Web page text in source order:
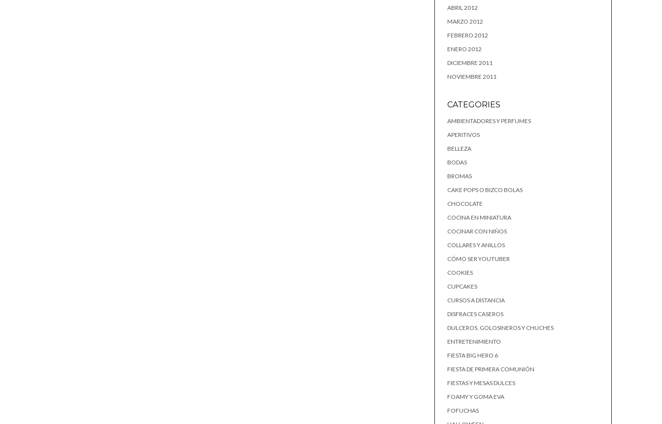
ABRIL 2012
MARZO 2012
FEBRERO 2012
ENERO 2012
DICIEMBRE 2011
NOVIEMBRE 2011
CATEGORIES
AMBIENTADORES Y PERFUMES
APERITIVOS
BELLEZA
BODAS
BROMAS
CAKE POPS O BIZCO BOLAS
CHOCOLATE
COCINA EN MINIATURA
COCINAR CON NIÑOS
COLLARES Y ANILLOS
CÓMO SER YOUTUBER
COOKIES
CUPCAKES
CURSOS A DISTANCIA
DISFRACES CASEROS
DULCEROS, GOLOSINEROS Y CHUCHES
ENTRETENIMIENTO
FIESTA BIG HERO 6
FIESTA DE PRIMERA COMUNIÓN
FIESTAS Y MESAS DULCES
FOAMY Y GOMA EVA
FOFUCHAS